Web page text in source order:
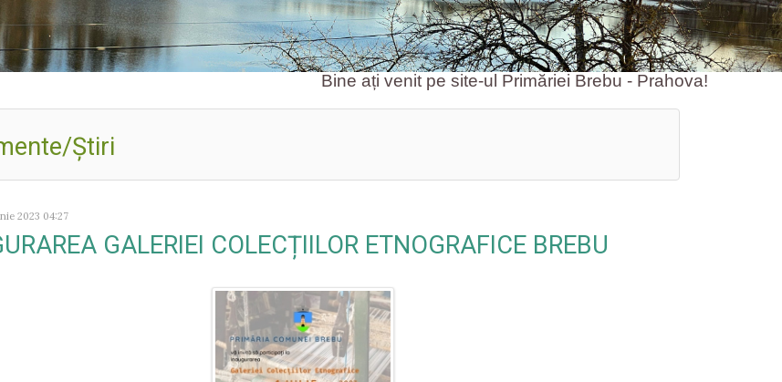
Bine ați venit pe site-ul Primăriei Brebu - Prahova!
Ştiri
2023 04:27
GALERIEI COLECȚIILOR ETNOGRAFICE BREBU